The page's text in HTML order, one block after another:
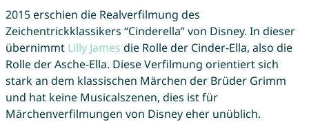
2015 erschien die Realverfilmung des
Zeichentrickklassikers “Cinderella” von Disney. In dieser
übernimmt Lilly James die Rolle der Cinder-Ella, also die
Rolle der Asche-Ella. Diese Verfilmung orientiert sich
stark an dem klassischen Märchen der Brüder Grimm
und hat keine Musicalszenen, dies ist für
Märchenverfilmungen von Disney eher unüblich.